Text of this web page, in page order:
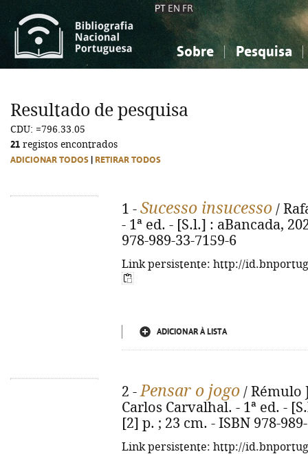
PT EN FR
Sobre Pesquisa
Ciências sociais...
Ciências sociais...
Resultado de pesquisa
CDU: =796.33.05
21 registos encontrados
ADICIONAR TODOS RETIRAR TODOS
1 - Sucesso insucesso /
- 1ª ed. - [S.l.] : aBancada,
978-989-33-7159-6
Link persistente: http://
ADICIONAR À LISTA
2 -Pensar o jogo / Rémulo
Carlos Carvalhal. - 1ª ed. -
[2] p. ; 23 cm. - ISBN 978-
Link persistente: http://